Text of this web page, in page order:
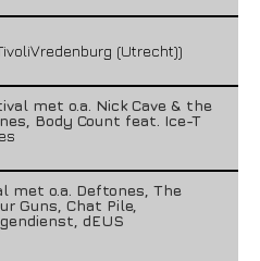
(Utrecht))
met o.a. Nick Cave & the
Body Count feat. Ice-T
met o.a. Deftones, The
Guns, Chat Pile,
dEUS